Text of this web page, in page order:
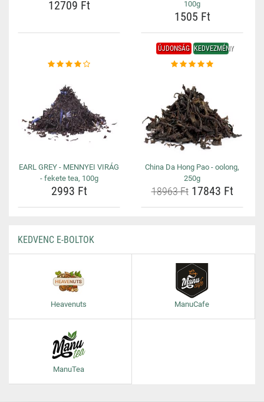
12709 Ft
100g
1505 Ft
EARL GREY - MENNYEI VIRÁG
- fekete tea, 100g
2993 Ft
ÚJDONSÁG KEDVEZMÉNY
China Da Hong Pao - oolong,
250g
18963 Ft17843 Ft
KEDVENC E-BOLTOK
Heavenuts ManuCafe
ManuTea